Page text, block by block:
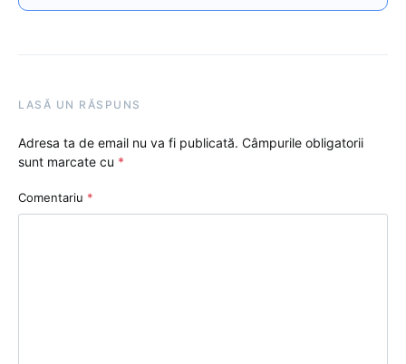
LASĂ UN RĂSPUNS
Adresa ta de email nu va fi publicată. Câmpurile obligatorii
sunt marcate cu *
Comentariu *